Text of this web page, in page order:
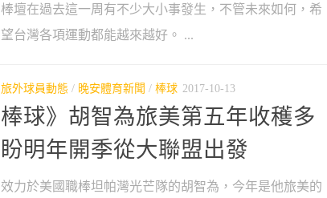
棒壇在過去這一周有不少大小事發生，不管未來如何，希
望台灣各項運動都能越來越好。 ...
旅外球員動態 / 晚安體育新聞 / 棒球 2017-10-13
棒球》胡智為旅美第五年收穫多
盼明年開季從大聯盟出發
效力於美國職棒坦帕灣光芒隊的胡智為，今年是他旅美的